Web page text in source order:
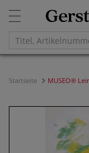
Startseite MUSEO®